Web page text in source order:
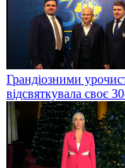
Грандіозними
відсвяткувала своє